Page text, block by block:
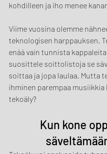
kohdilleen ja iho menee
Viime vuosina olemme
teknologisen harppauksen.
enää vain tunnista
suosittele soittolistoja se
soittaa ja jopa laulaa. Mutta
ihminen parempaa musiikkia
tekoäly?
Kun kone